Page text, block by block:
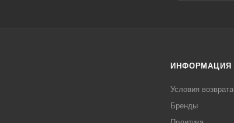
ИНФОРМАЦИЯ
Условия возврата
Бренды